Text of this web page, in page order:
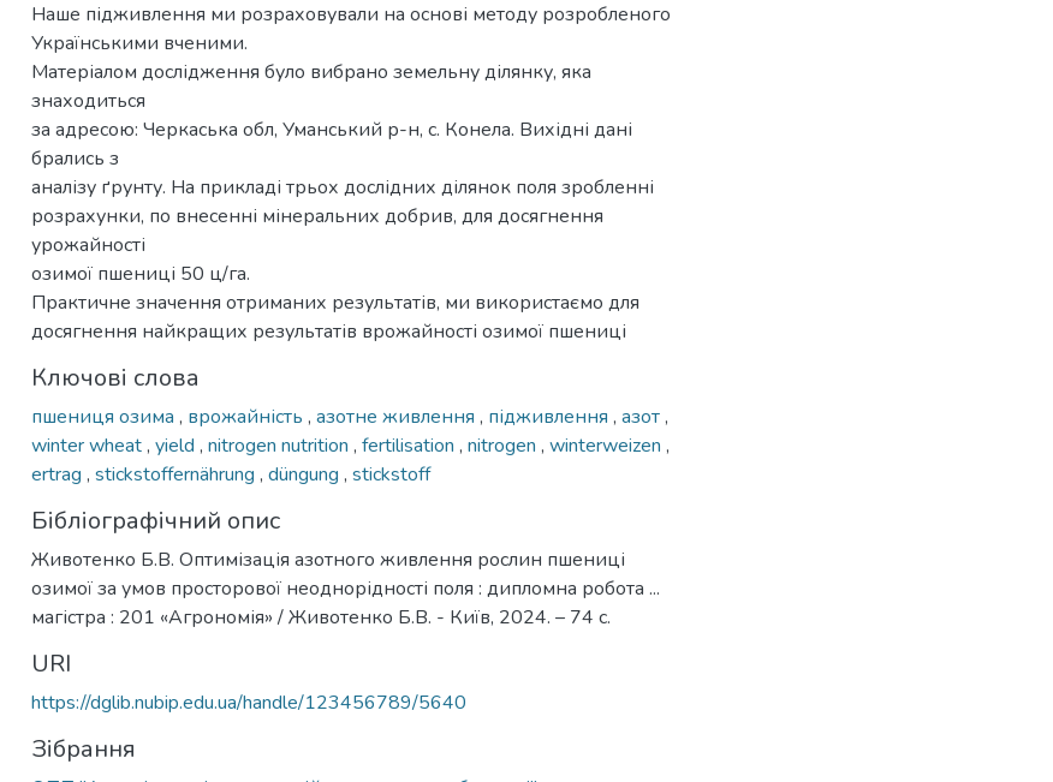
Наше підживлення ми розраховували на основі методу розробленого
Українськими вченими.
Матеріалом дослідження було вибрано земельну ділянку, яка
знаходиться
за адресою: Черкаська обл, Уманський р-н, с. Конела. Вихідні дані
брались з
аналізу ґрунту. На прикладі трьох дослідних ділянок поля зробленні
розрахунки, по внесенні мінеральних добрив, для досягнення
урожайності
озимої пшениці 50 ц/га.
Практичне значення отриманих результатів, ми використаємо для
досягнення найкращих результатів врожайності озимої пшениці
Ключові слова
пшениця озима , врожайність , азотне живлення , підживлення , азот,
winter wheat, yield , nitrogen nutrition , fertilisation , nitrogen , winterweizen ,
ertrag , stickstoffernährung , düngung , stickstoff
Бібліографічний опис
Животенко Б.В. Оптимізація азотного живлення рослин пшениці
озимої за умов просторової неоднорідності поля : дипломна робота ...
магістра : 201 «Агрономія» / Животенко Б.В. - Київ, 2024. – 74 с.
URI
https://dglib.nubip.edu.ua/handle/123456789/5640
Зібрання